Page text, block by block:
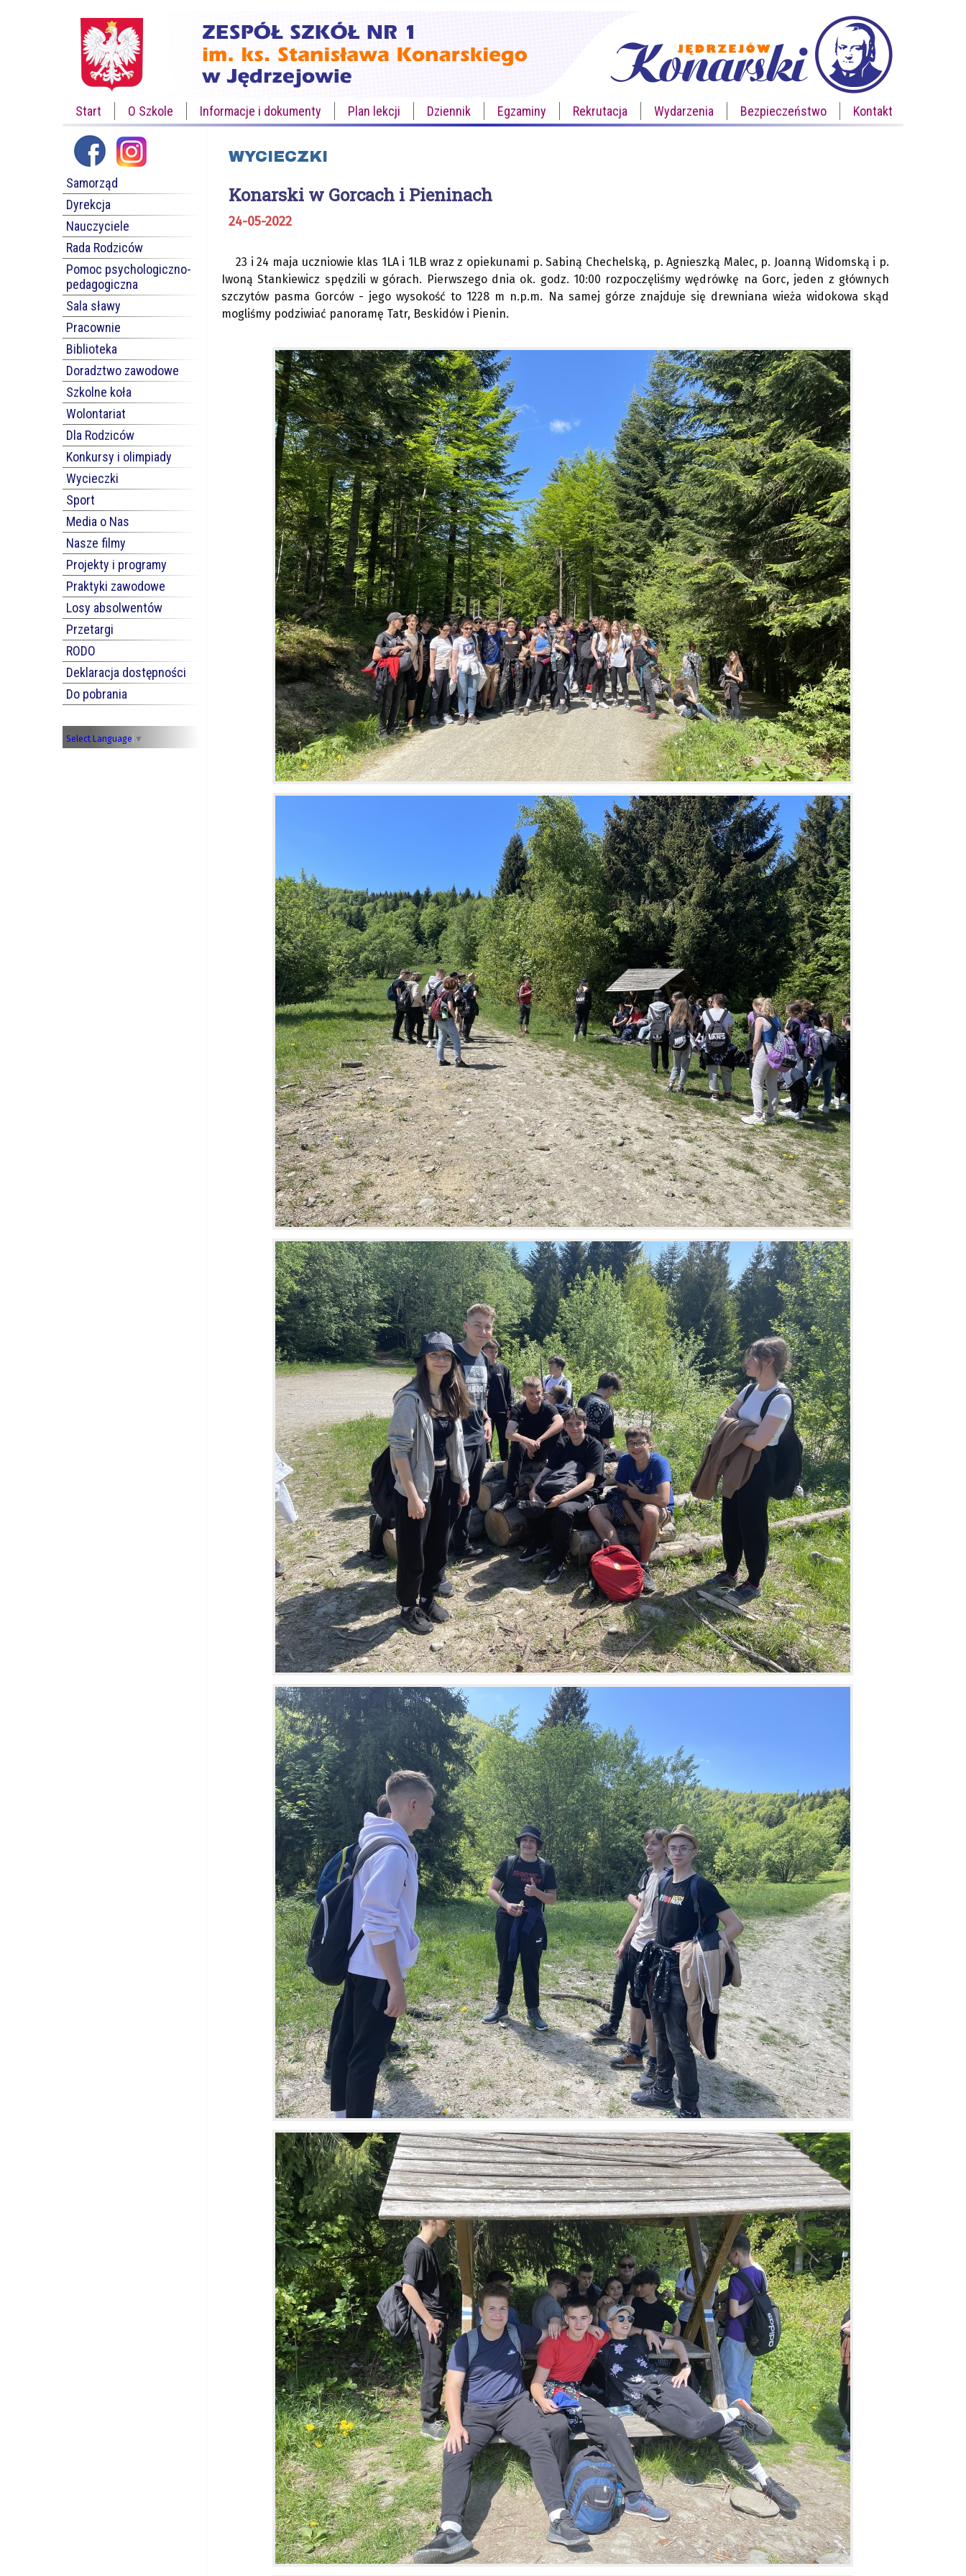
Start O Szkole Informacje i dokumenty Plan lekcji Dziennik Egzaminy Rekrutacja Wydarzenia Bezpieczeństwo Kontakt
Samorząd
Dyrekcja
Nauczyciele
Rada Rodziców
Pomoc psychologiczno-
pedagogiczna
Sala sławy
Pracownie
Biblioteka
Doradztwo zawodowe
Szkolne koła
Wolontariat
Dla Rodziców
Konkursy i olimpiady
Wycieczki
Sport
Media o Nas
Nasze filmy
Projekty i programy
Praktyki zawodowe
Losy absolwentów
Przetargi
RODO
Deklaracja dostępności
Do pobrania
Select Language ▼
WYCIECZKI
Konarski w Gorcach i Pieninach
24-05-2022
23 i 24 maja uczniowie klas 1LA i 1LB wraz z opiekunami p. Sabiną Chechelską, p. Agnieszką Malec, p. Joanną Widomską i p.
Iwoną Stankiewicz spędzili w górach. Pierwszego dnia ok. godz. 10:00 rozpoczęliśmy wędrówkę na Gorc, jeden z głównych
szczytów pasma Gorców - jego wysokość to 1228 m n.p.m. Na samej górze znajduje się drewniana wieża widokowa skąd
mogliśmy podziwiać panoramę Tatr, Beskidów i Pienin.